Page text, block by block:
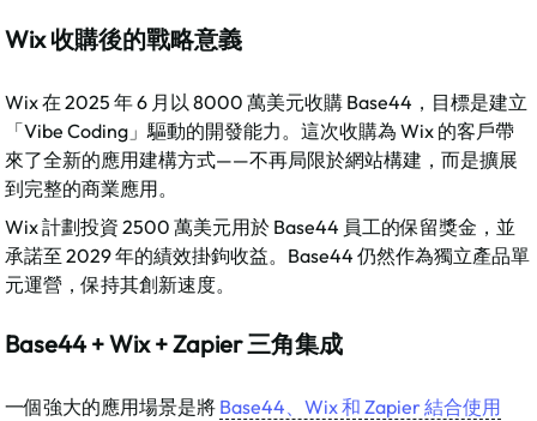
Wix 收購後的戰略意義
Wix 在 2025 年 6 月以 8000 萬美元收購 Base44，目標是建立
「Vibe Coding」驅動的開發能力。這次收購為 Wix 的客戶帶
來了全新的應用建構方式——不再局限於網站構建，而是擴展
到完整的商業應用。​
Wix 計劃投資 2500 萬美元用於 Base44 員工的保留獎金，並
承諾至 2029 年的績效掛鉤收益。Base44 仍然作為獨立產品單
元運營，保持其創新速度。​
Base44 + Wix + Zapier 三角集成
一個強大的應用場景是將 Base44、Wix 和 Zapier 結合使用